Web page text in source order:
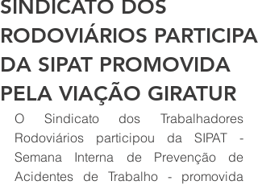
SINDICATO DOS
RODOVIÁRIOS PARTICIPA
DA SIPAT PROMOVIDA
PELA VIAÇÃO GIRATUR
O Sindicato dos Trabalhadores
Rodoviários participou da SIPAT -
Semana Interna de Prevenção de
Acidentes de Trabalho - promovida